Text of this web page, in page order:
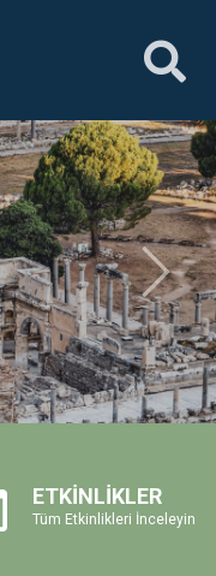
Sonraki
ETKİNLİKLER
Tüm Etkinlikleri İnceleyin